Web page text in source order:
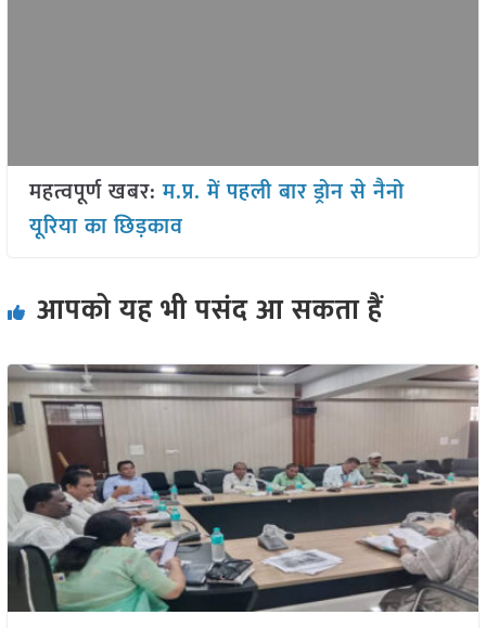
महत्वपूर्ण खबर:म.प्र. में पहली बार ड्रोन से नैनो
यूरिया का छिड़काव
आपको यह भी पसंद आ सकता हैं